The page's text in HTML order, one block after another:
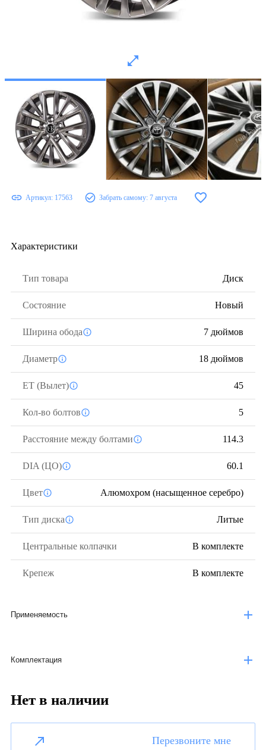
Артикул: 17563 Забрать самому: 7 августа
Характеристики
Тип товара Диск
Состояние Новый
Ширина обода 7 дюймов
Диаметр 18 дюймов
ЕТ (Вылет) 45
Кол-во болтов 5
Расстояние между болтами 114.3
DIA (ЦО) 60.1
Цвет Алюмохром (насыщенное серебро)
Тип диска Литые
Центральные колпачки В комплекте
Крепеж В комплекте
Применяемость
Комплектация
Нет в наличии
Перезвоните мне